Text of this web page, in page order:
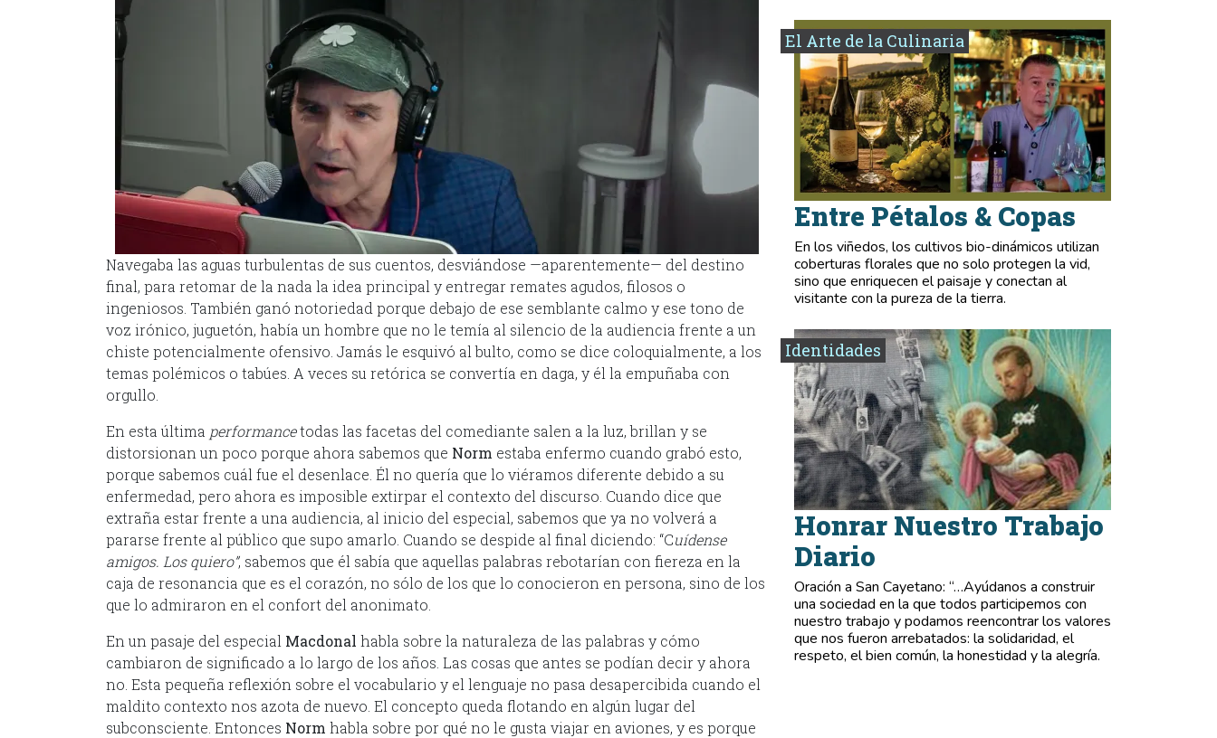
Navegaba las aguas turbulentas de sus cuentos, desviándose —aparentemente— del destino
final, para retomar de la nada la idea principal y entregar remates agudos, filosos o
ingeniosos. También ganó notoriedad porque debajo de ese semblante calmo y ese tono de
voz irónico, juguetón, había un hombre que no le temía al silencio de la audiencia frente a un
chiste potencialmente ofensivo. Jamás le esquivó al bulto, como se dice coloquialmente, a los
temas polémicos o tabúes. A veces su retórica se convertía en daga, y él la empuñaba con
orgullo.
En esta última performancetodas las facetas del comediante salen a la luz, brillan y se
distorsionan un poco porque ahora sabemos que Norm estaba enfermo cuando grabó esto,
porque sabemos cuál fue el desenlace. Él no quería que lo viéramos diferente debido a su
enfermedad, pero ahora es imposible extirpar el contexto del discurso. Cuando dice que
extraña estar frente a una audiencia, al inicio del especial, sabemos que ya no volverá a
pararse frente al público que supo amarlo. Cuando se despide al final diciendo: “Cuídense
amigos. Los quiero”, sabemos que él sabía que aquellas palabras rebotarían con fiereza en la
caja de resonancia que es el corazón, no sólo de los que lo conocieron en persona, sino de los
que lo admiraron en el confort del anonimato.
En un pasaje del especial Macdonal habla sobre la naturaleza de las palabras y cómo
cambiaron de significado a lo largo de los años. Las cosas que antes se podían decir y ahora
no. Esta pequeña reflexión sobre el vocabulario y el lenguaje no pasa desapercibida cuando el
maldito contexto nos azota de nuevo. El concepto queda flotando en algún lugar del
subconsciente. Entonces Norm habla sobre por qué no le gusta viajar en aviones, y es porque
El Arte de la Culinaria
Entre Pétalos & Copas
En los viñedos, los cultivos bio-dinámicos utilizan
coberturas florales que no solo protegen la vid,
sino que enriquecen el paisaje y conectan al
visitante con la pureza de la tierra.
Identidades
Honrar Nuestro Trabajo
Diario
Oración a San Cayetano: “…Ayúdanos a construir
una sociedad en la que todos participemos con
nuestro trabajo y podamos reencontrar los valores
que nos fueron arrebatados: la solidaridad, el
respeto, el bien común, la honestidad y la alegría.